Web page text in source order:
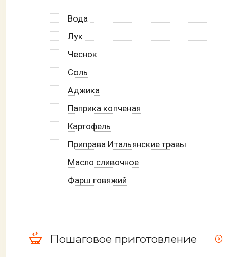
Вода
Лук
Чеснок
Соль
Аджика
Паприка копченая
Картофель
Приправа Итальянские травы
Масло сливочное
Фарш говяжий
Пошаговое приготовление